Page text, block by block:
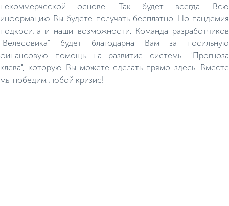
некоммерческой основе. Так будет всегда. Всю
информацию Вы будете получать бесплатно. Но пандемия
подкосила и наши возможности. Команда разработчиков
"Велесовика" будет благодарна Вам за посильную
финансовую помощь на развитие системы "Прогноза
клева", которую Вы можете сделать прямо здесь. Вместе
мы победим любой кризис!